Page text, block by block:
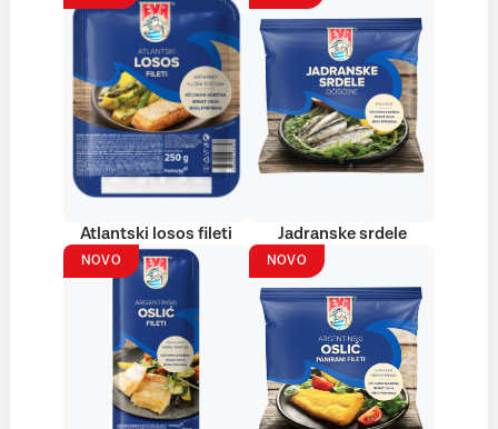
Atlantski losos fileti Jadranske srdele
NOVO NOVO